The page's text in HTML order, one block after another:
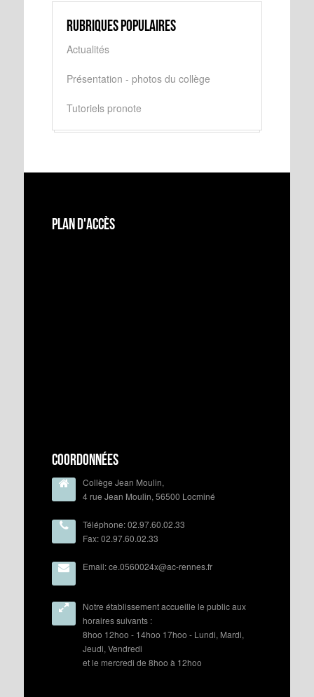
Rubriques populaires
Actualités
Présentation - photos du collège
Tutoriels pronote
Plan d'accès
Coordonnées
Collège Jean Moulin,
4 rue Jean Moulin, 56500 Locminé
Téléphone: 02.97.60.02.33
Fax: 02.97.60.02.33
Email: ce.0560024x@ac-rennes.fr
Notre établissement accueille le public aux
horaires suivants :
8hoo 12hoo - 14hoo 17hoo - Lundi, Mardi,
Jeudi, Vendredi
et le mercredi de 8hoo à 12hoo